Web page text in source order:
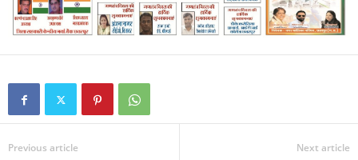
Previous article Next article